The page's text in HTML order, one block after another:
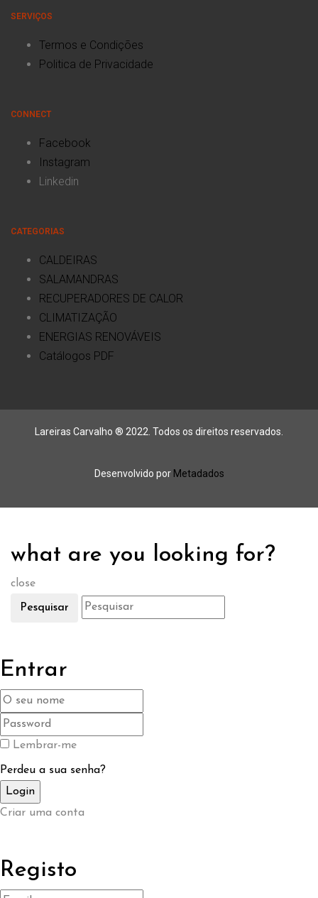
SERVIÇOS
Termos e Condições
Politica de Privacidade
CONNECT
Facebook
Instagram
Linkedin
CATEGORIAS
CALDEIRAS
SALAMANDRAS
RECUPERADORES DE CALOR
CLIMATIZAÇÃO
ENERGIAS RENOVÁVEIS
Catálogos PDF
Lareiras Carvalho ® 2022. Todos os direitos reservados.
Desenvolvido por Metadados
what are you looking for?
close
Pesquisar
Entrar
Lembrar-me
Perdeu a sua senha?
Criar uma conta
Registo